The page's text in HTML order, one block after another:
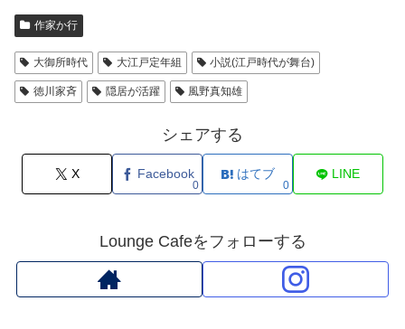
作家か行
大御所時代 大江戸定年組 小説(江戸時代が舞台)
徳川家斉 隠居が活躍 風野真知雄
シェアする
X Facebook
0
はてブ
0
LINE
Lounge Cafeをフォローする